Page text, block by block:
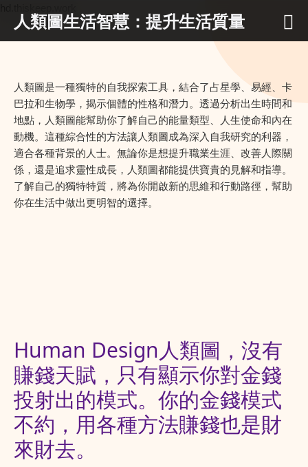
人類圖生活智慧：提升生活質量
人類圖是一種獨特的自我探索工具，結合了占星學、易經、卡
巴拉和生物學，揭示個體的性格和潛力。透過分析出生時間和
地點，人類圖能幫助你了解自己的能量類型、人生使命和內在
動機。這種綜合性的方法讓人類圖成為深入自我研究的利器，
適合各種背景的人士。無論你是想提升職業生涯、改善人際關
係，還是追求靈性成長，人類圖都能提供寶貴的見解和指導。
了解自己的獨特特質，將為你開啟新的思維和行動路徑，幫助
你在生活中做出更明智的選擇。
Human Design人類圖，沒有
賺錢天賦，只有顯示你對金錢
投射出的模式。你的金錢模式
不約，用各種方法賺錢也是財
來財去。